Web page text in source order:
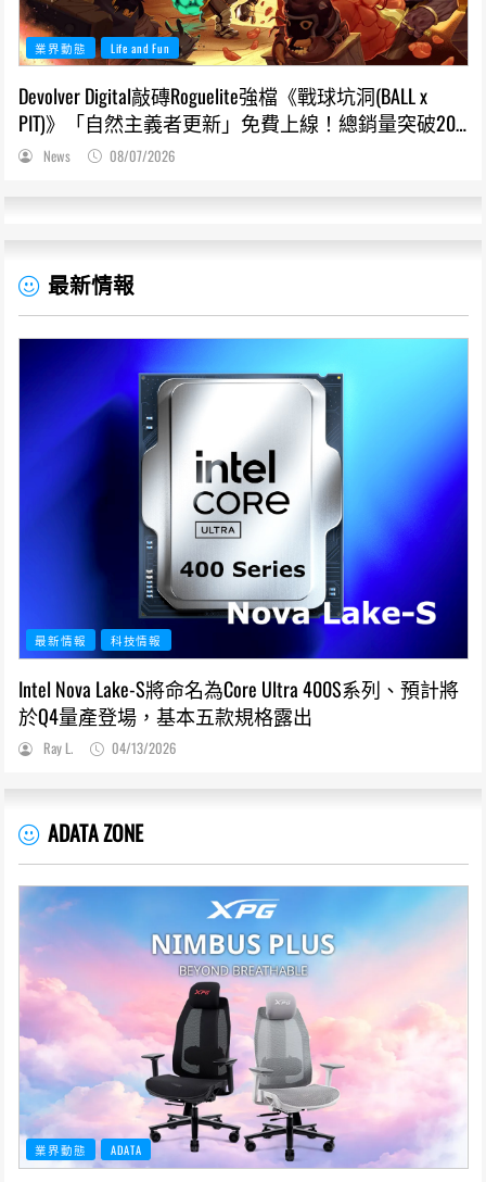
業界動態 Life and Fun
Devolver Digital敲磚Roguelite強檔《戰球坑洞(BALL x
PIT)》「自然主義者更新」免費上線！總銷量突破200
萬份，遊戲史低66折熱銷中
News 08/07/2026
最新情報
最新情報 科技情報
Intel Nova Lake-S將命名為Core Ultra 400S系列、預計將
於Q4量產登場，基本五款規格露出
Ray L. 04/13/2026
ADATA ZONE
業界動態 ADATA